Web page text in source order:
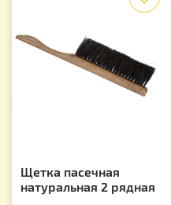
Щетка пасечная
натуральная 2 рядная